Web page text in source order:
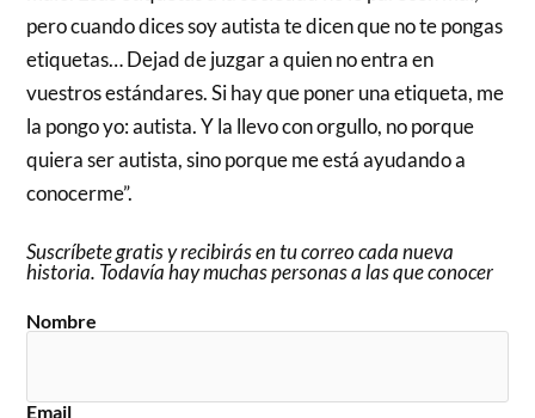
pero cuando dices soy autista te dicen que no te pongas
etiquetas… Dejad de juzgar a quien no entra en
vuestros estándares. Si hay que poner una etiqueta, me
la pongo yo: autista. Y la llevo con orgullo, no porque
quiera ser autista, sino porque me está ayudando a
conocerme”.
Suscríbete gratis y recibirás en tu correo cada nueva
historia. Todavía hay muchas personas a las que conocer
Nombre
Email